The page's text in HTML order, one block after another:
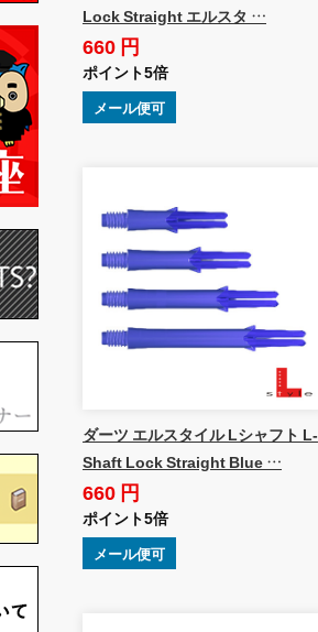
Lock Straight エルスタ …
660 円
ポイント5倍
メール便可
ダーツ エルスタイル Lシャフト L-
Shaft Lock Straight Blue …
660 円
ポイント5倍
メール便可